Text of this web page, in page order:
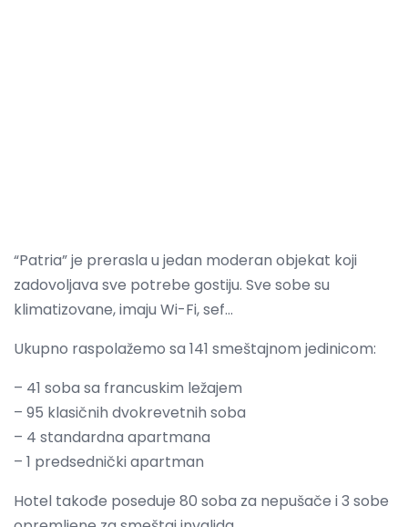
“Patria” je prerasla u jedan moderan objekat koji
zadovoljava sve potrebe gostiju. Sve sobe su
klimatizovane, imaju Wi-Fi, sef…
Ukupno raspolažemo sa 141 smeštajnom jedinicom:
– 41 soba sa francuskim ležajem
– 95 klasičnih dvokrevetnih soba
– 4 standardna apartmana
– 1 predsednički apartman
Hotel takođe poseduje 80 soba za nepušače i 3 sobe